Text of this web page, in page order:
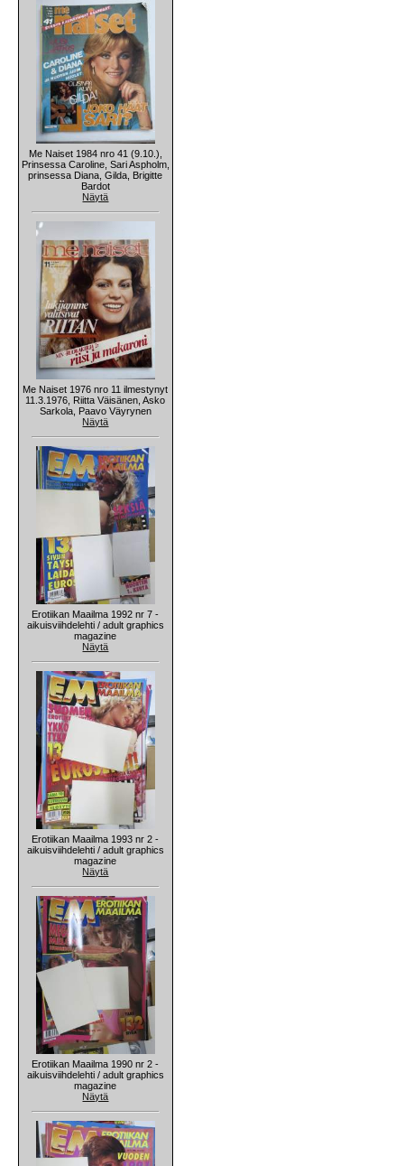
Me Naiset 1984 nro 41 (9.10.),
Prinsessa Caroline, Sari Aspholm,
prinsessa Diana, Gilda, Brigitte
Bardot
Näytä
Me Naiset 1976 nro 11 ilmestynyt
11.3.1976, Riitta Väisänen, Asko
Sarkola, Paavo Väyrynen
Näytä
Erotiikan Maailma 1992 nr 7 -
aikuisviihdelehti / adult graphics
magazine
Näytä
Erotiikan Maailma 1993 nr 2 -
aikuisviihdelehti / adult graphics
magazine
Näytä
Erotiikan Maailma 1990 nr 2 -
aikuisviihdelehti / adult graphics
magazine
Näytä